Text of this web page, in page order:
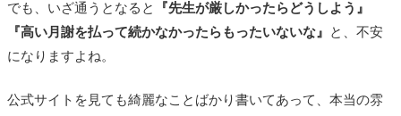
でも、いざ通うとなると
『先生が厳しかったらどうしよう』
『高い月謝を払って続かなかったらもったいないな』
と、不安
になりますよね。
公式サイトを見ても綺麗なことばかり書いてあって、本当の雰